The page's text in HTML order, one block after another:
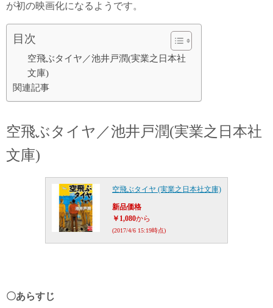
が初の映画化になるようです。
目次
空飛ぶタイヤ／池井戸潤(実業之日本社
文庫)
関連記事
空飛ぶタイヤ／池井戸潤(実業之日本社
文庫)
空飛ぶタイヤ (実業之日本社文庫)
新品価格
￥1,080から
(2017/4/6 15:19時点)
〇あらすじ